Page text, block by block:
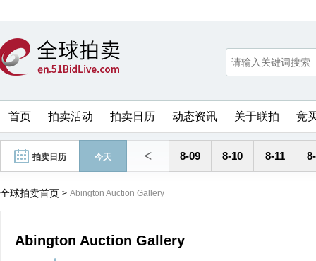
首页 拍卖活动 拍卖日历 动态资讯 关于联拍 竞
拍卖日历 今天 < 8-09 8-10 8-11
全球拍卖首页 > Abington Auction Gallery
Abington Auction Gallery